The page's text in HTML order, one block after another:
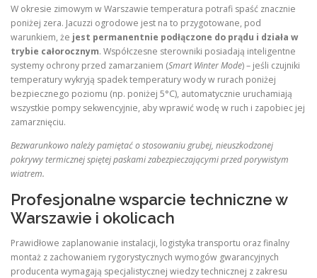
W okresie zimowym w Warszawie temperatura potrafi spaść znacznie
poniżej zera. Jacuzzi ogrodowe jest na to przygotowane, pod
warunkiem, że jest permanentnie podłączone do prądu i działa w
trybie całorocznym. Współczesne sterowniki posiadają inteligentne
systemy ochrony przed zamarzaniem (Smart Winter Mode) – jeśli czujniki
temperatury wykryją spadek temperatury wody w rurach poniżej
bezpiecznego poziomu (np. poniżej 5°C), automatycznie uruchamiają
wszystkie pompy sekwencyjnie, aby wprawić wodę w ruch i zapobiec jej
zamarznięciu.
Bezwarunkowo należy pamiętać o stosowaniu grubej, nieuszkodzonej
pokrywy termicznej spiętej paskami zabezpieczającymi przed porywistym
wiatrem.
Profesjonalne wsparcie techniczne w
Warszawie i okolicach
Prawidłowe zaplanowanie instalacji, logistyka transportu oraz finalny
montaż z zachowaniem rygorystycznych wymogów gwarancyjnych
producenta wymagają specjalistycznej wiedzy technicznej z zakresu